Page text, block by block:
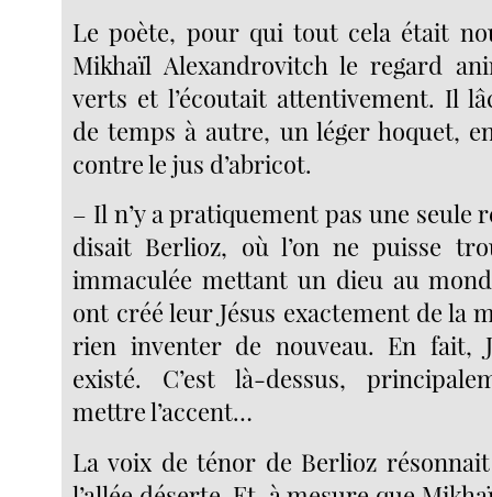
Le poète, pour qui tout cela était
Mikhaïl Alexandrovitch le regard
verts et l’écoutait attentivement. Il
de temps à autre, un léger hoquet,
contre le jus d’abricot.
– Il n’y a pratiquement pas une seule
disait Berlioz, où l’on ne puisse
immaculée mettant un dieu au
ont créé leur Jésus exactement de la
rien inventer de nouveau. En fait,
existé. C’est là-dessus,
mettre l’accent…
La voix de ténor de Berlioz